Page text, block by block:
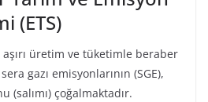
(ETS)
üretim ve tüketimle beraber
gazı emisyonlarının (SGE),
(salımı) çoğalmaktadır.